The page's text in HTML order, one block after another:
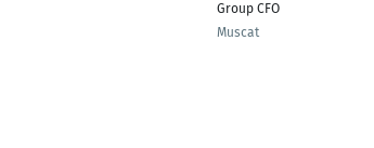
Group CFO
Muscat